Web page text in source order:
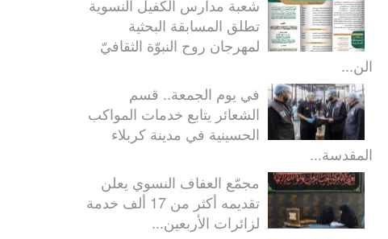
شعبة مدارس الكفيل النسوية
تطلق المسابقة البحثية
لمهرجان روح النبوّة الثقافيّ
الن...
في يوم الجمعة.. قسم
الشعائر يتابع خدمات المواكب
الحسينية في مدينة كربلاء
المقدسة...
مجمّع العفاف النسوي يعلن
تقديمه أكثر من 17 ألف خدمة
لزائرات الأربعين...